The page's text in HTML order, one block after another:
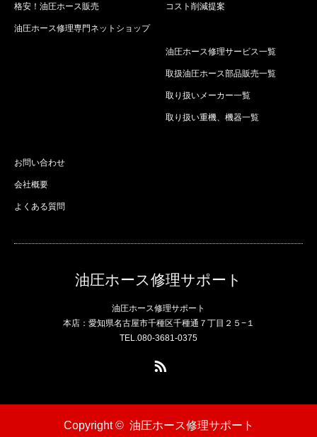
格安！油圧ホース販売
油圧ホース修理専門ネットショップ
コスト削減提案
油圧ホース修理サービス一覧
取扱油圧ホース部品販売一覧
取り扱いメーカー一覧
取り扱い重機、機器一覧
お問い合わせ
会社概要
よくある質問
油圧ホース修理サポート
油圧ホース修理サポート
本店：愛知県名古屋市千種区千種通７丁目２５−１
TEL.080-3681-0375
Copyright © 油圧ホース修理サポート